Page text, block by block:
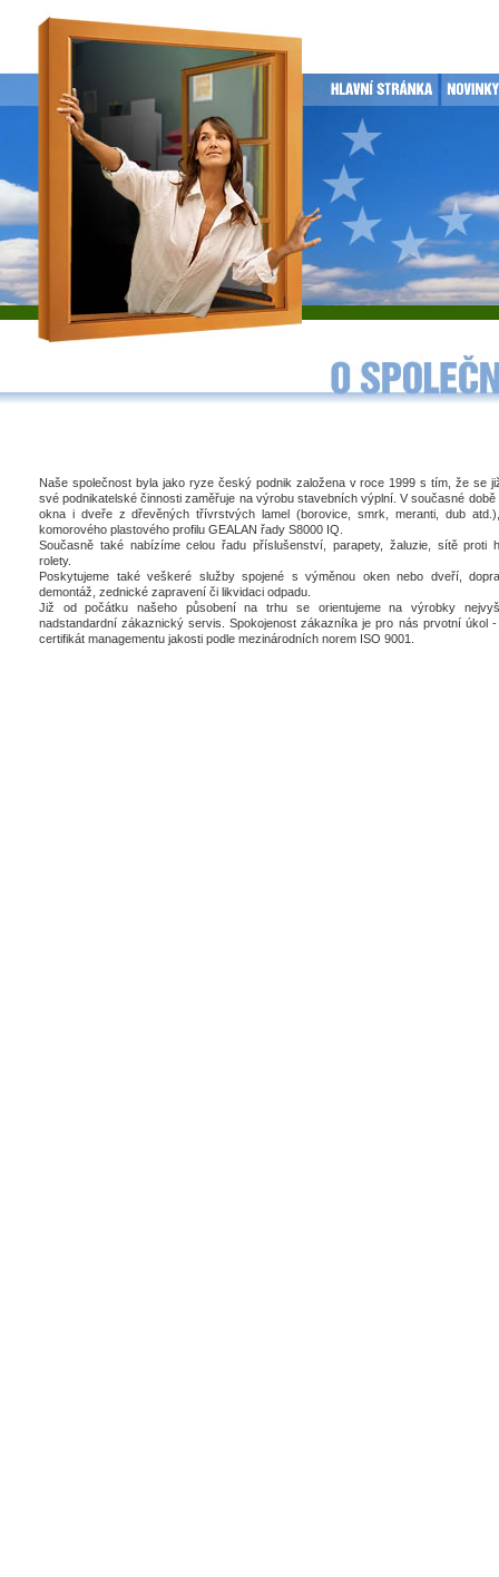
Naše společnost byla jako ryze český podnik založena v roce 1999 s tím, že se
své podnikatelské činnosti zaměřuje na výrobu stavebních výplní. V současné
okna i dveře z dřevěných třívrstvých lamel (borovice, smrk, meranti, dub
komorového plastového profilu GEALAN řady S8000 IQ.
Současně také nabízíme celou řadu příslušenství, parapety, žaluzie, sítě proti
rolety.
Poskytujeme také veškeré služby spojené s výměnou oken nebo dveří,
demontáž, zednické zapravení či likvidaci odpadu.
Již od počátku našeho působení na trhu se orientujeme na výrobky
nadstandardní zákaznický servis. Spokojenost zákazníka je pro nás prvotní úkol
certifikát managementu jakosti podle mezinárodních norem ISO 9001.